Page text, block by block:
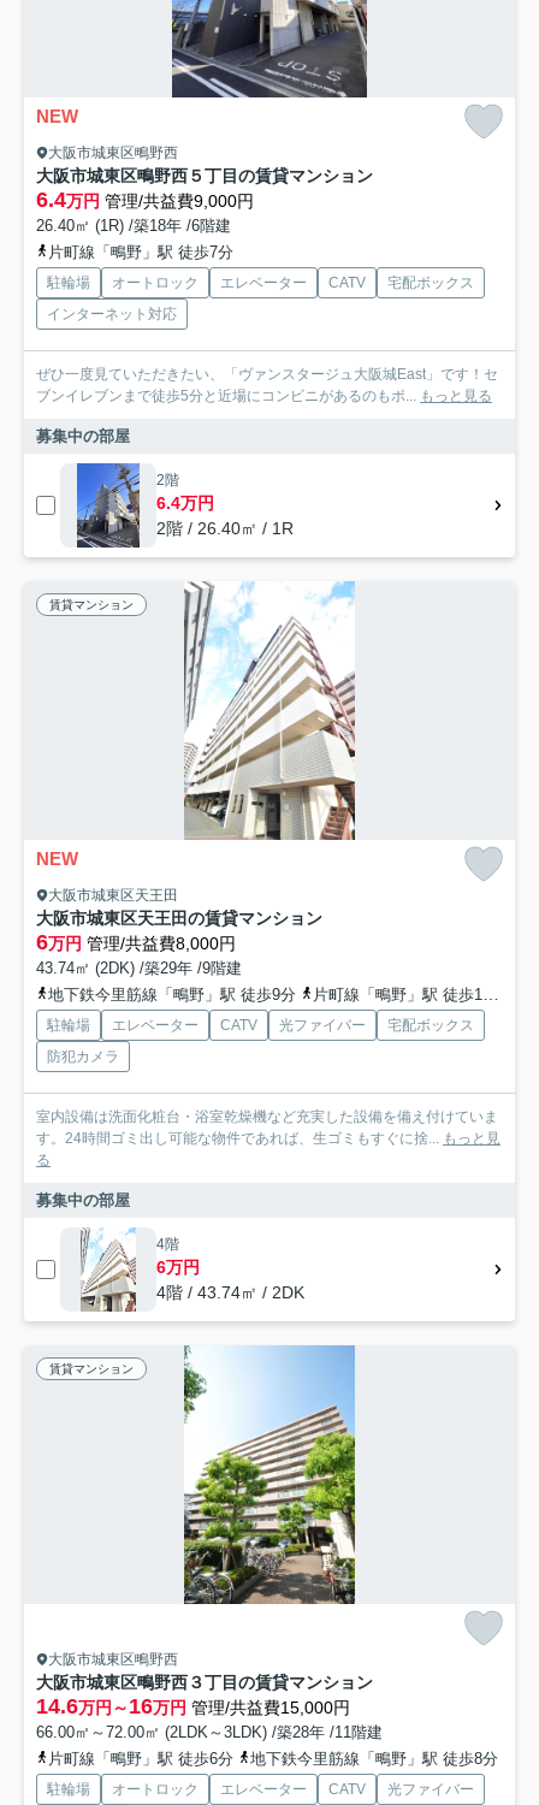
NEW
大阪市城東区鴫野西
大阪市城東区鴫野西５丁目の賃貸マンション
6.4万円 管理/共益費9,000円
26.40㎡ (1R) /築18年 /6階建
片町線「鴫野」駅 徒歩7分
駐輪場 オートロック エレベーター CATV
宅配ボックス
インターネット対応
ぜひ一度見ていただきたい、「ヴァンスタージュ大阪城East」です！セ
ブンイレブンまで徒歩5分と近場にコンビニがあるのもポ... もっと見る
募集中の部屋
2階
6.4万円
2階 / 26.40㎡ / 1R
賃貸マンション
NEW
大阪市城東区天王田
大阪市城東区天王田の賃貸マンション
6万円 管理/共益費8,000円
43.74㎡ (2DK) /築29年 /9階建
地下鉄今里筋線「鴫野」駅 徒歩9分
片町線「鴫野」駅 徒歩10分
駐輪場 エレベーター CATV 光ファイバー
宅配ボックス
防犯カメラ
室内設備は洗面化粧台・浴室乾燥機など充実した設備を備え付けていま
す。24時間ゴミ出し可能な物件であれば、生ゴミもすぐに捨... もっと見
る
募集中の部屋
4階
6万円
4階 / 43.74㎡ / 2DK
賃貸マンション
大阪市城東区鴫野西
大阪市城東区鴫野西３丁目の賃貸マンション
14.6万円～16万円 管理/共益費15,000円
66.00㎡～72.00㎡ (2LDK～3LDK) /築28年 /11階建
片町線「鴫野」駅 徒歩6分
地下鉄今里筋線「鴫野」駅 徒歩8分
駐輪場 オートロック エレベーター CATV
光ファイバー